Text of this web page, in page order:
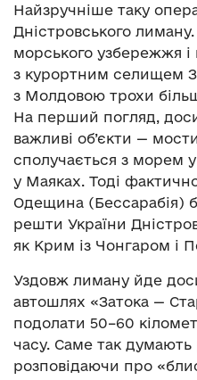
Найзручніше таку
Дністровського лиману.
морського узбережжя і
з курортним селищем
з Молдовою трохи
На перший погляд,
важливі об’єкти —
сполучається з морем у
у Маяках. Тоді
Одещина (Бессарабія)
решти України
як Крим із Чонгаром і
Уздовж лиману йде
автошлях «Затока —
подолати 50–60
часу. Саме так думають
розповідаючи про